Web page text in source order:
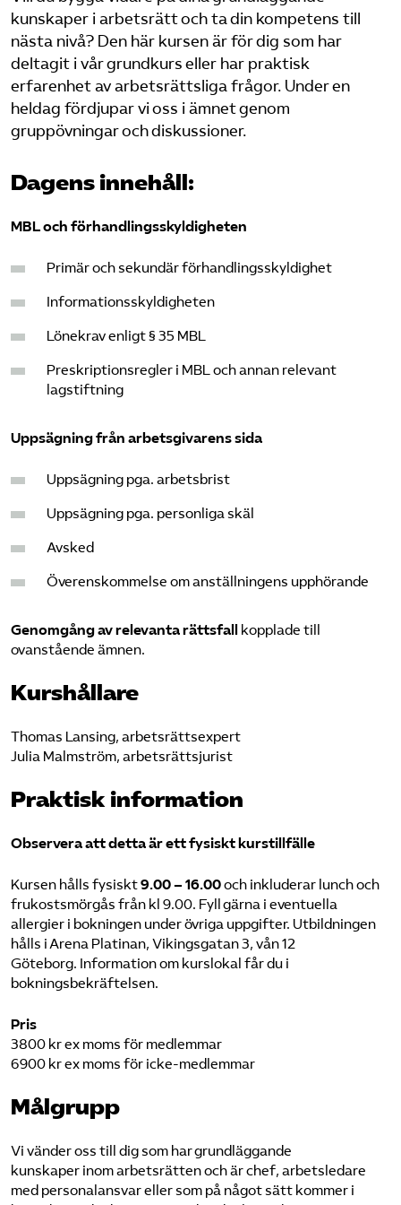
Logga in på Arbetsgivarguiden
Sök på serviceforetagen.se
In English
Om webbplatsen
kunskaper i arbetsrätt och ta din kompetens till
nästa nivå? Den här kursen är för dig som har
deltagit i vår grundkurs eller har praktisk
erfarenhet av arbetsrättsliga frågor. Under en
heldag fördjupar vi oss i ämnet genom
gruppövningar och diskussioner.
Dagens innehåll:
MBL och förhandlingsskyldigheten
Primär och sekundär förhandlingsskyldighet
Informationsskyldigheten
Lönekrav enligt § 35 MBL
Preskriptionsregler i MBL och annan relevant
lagstiftning
Uppsägning från arbetsgivarens sida
Uppsägning pga. arbetsbrist
Uppsägning pga. personliga skäl
Avsked
Överenskommelse om anställningens upphörande
Genomgång av relevanta rättsfall
kopplade till
ovanstående ämnen.
Kurshållare
Thomas Lansing, arbetsrättsexpert
Julia Malmström, arbetsrättsjurist
Praktisk information
Observera att detta är ett fysiskt kurstillfälle
Kursen hålls fysiskt9.00 – 16.00och inkluderar lunch och
frukostsmörgås från kl 9.00. Fyll gärna i eventuella
allergier i bokningen under övriga uppgifter. Utbildningen
hålls i Arena Platinan, Vikingsgatan 3, vån 12
Göteborg. Information om kurslokal får du i
bokningsbekräftelsen.
Pris
3800 kr ex moms för medlemmar
6900 kr ex moms för icke-medlemmar
Målgrupp
Vi vänder oss till dig som har grundläggande
kunskaper inom arbetsrätten och är chef, arbetsledare
med personalansvar eller som på något sätt kommer i